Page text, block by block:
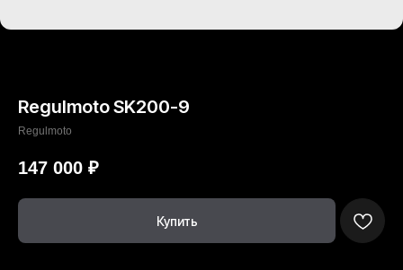
Regulmoto SK200-9
Regulmoto
147 000 ₽
Купить